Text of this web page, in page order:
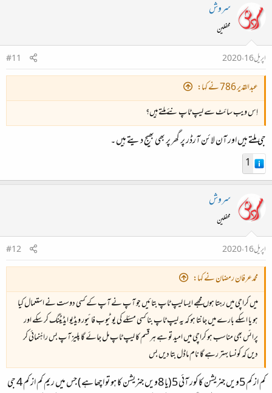
سروش
محفلین
اپریل 16، 2020
#11
عبدالقدیر 786 نے کہا:
اِس ویب سائٹ سے لیپ ٹاپ نئے ملتے ہیں؟
جی ملتے ہیں اور آن لائن آرڈر پر گھر پر بھی بھیج دیتے ہیں ۔
1
سروش
محفلین
اپریل 16، 2020
#12
محمدعرفان رمضان نے کہا:
میں کراچی میں رہتا ہوں مجھے ایسا لیپ ٹاپ بتائیں جو آپ نے آپ کے کسی دوست نے استعمال کیا
ہو یا اسکے بارے میں جانتا ہو کہ یہ لیپ ٹاپ بنا کسی مسئلے کی یوٹیوب فائیور ویڈیو ایڈیٹنگ کر سکے اور
پرائس بھی مناسب ہو کراچی میں امید تو ہے ہر قسم کا لیپ ٹاپ مل جائے گا پلیز آپ بس راہُنمائی کر
دیں کہ کونسا بہتر رہے گا نام ماڈل بتا دیں بس
کم از کم 5ویں جنریشن کا کور آئی 5 (یا 8ویں جنریشن کا ہو تو اچھا ہے ) جس میں ریم کم از کم 4 جی